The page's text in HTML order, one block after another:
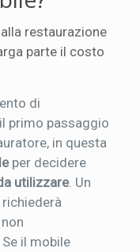
restaurazione
parte il costo
di
primo passaggio
in questa
per decidere
utilizzare. Un
il mobile